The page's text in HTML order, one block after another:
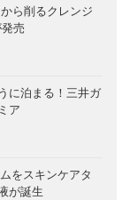
ら削るクレンジ
売
に泊まる！三井ガ
ア
をスキンケアタ
が誕生